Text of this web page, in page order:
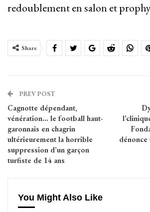
redoublement en salon et
Share
PREV POST
Cagnotte dépendant,
vénération… le football haut-
garonnais en chagrin
ultérieurement la horrible
suppression d’un garçon
turfiste de 14 ans
dénonce
You Might Also Like